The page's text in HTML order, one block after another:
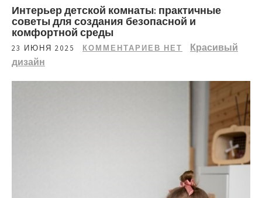
Интерьер детской комнаты: практичные
советы для создания безопасной и
комфортной среды
23 ИЮНЯ 2025 КОММЕНТАРИЕВ НЕТ
Красивый
дизайн